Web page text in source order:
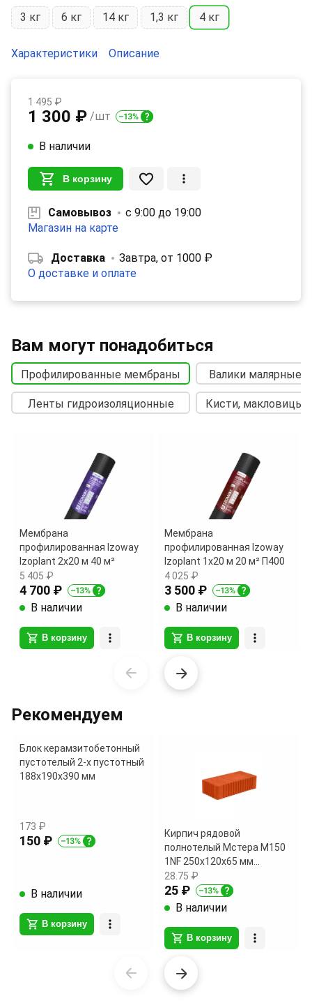
3 кг 6 кг 14 кг 1,3 кг 4 кг
Характеристики Описание
1 495 ₽
1 300 ₽ /шт
В наличии
В корзину
Самовывоз
с 9:00 до 19:00
Магазин на карте
Доставка
Завтра, от 1000 ₽
О доставке и оплате
Рекомендуем
Блок керамзитобетонный
пустотелый 2-х пустотный
188х190х390 мм
173 ₽
150 ₽
В наличии
В корзину
Кирпич рядовой
полнотелый Мстера М150
1NF 250х120х65 мм
поштучно
28.75 ₽
25 ₽
В наличии
В корзину
Вам могут понадобиться
Профилированные мембраны
Ленты гидроизоляционные
Валики малярные
Кисти, макловицы
Мембрана
профилированная Izoway
Izoplant 2х20 м 40 м²
5 405 ₽
4 700 ₽
В наличии
В корзину
Мембрана
профилированная Izoway
Izoplant 1х20 м 20 м² П400
4 025 ₽
3 500 ₽
В наличии
В корзину
of
3